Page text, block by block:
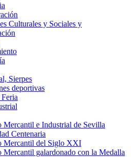
Culturales y Sociales y
Sierpes
deportivas
Feria
Mercantil e Industrial de Sevilla
Centenaria
Mercantil del Siglo XXI
Mercantil galardonado con la Medalla